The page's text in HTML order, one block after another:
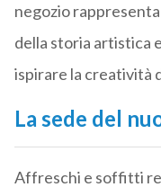
negozio
della storia artistica
ispirare la creatività
La sede del
Affreschi e soffitti